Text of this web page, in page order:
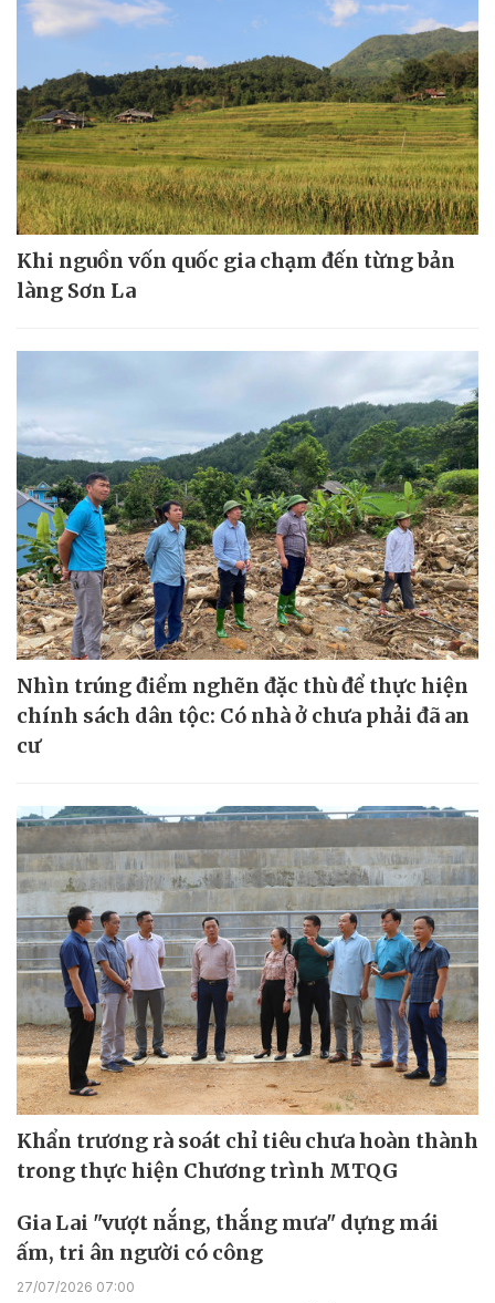
Khi nguồn vốn quốc gia chạm đến từng bản
làng Sơn La
Nhìn trúng điểm nghẽn đặc thù để thực hiện
chính sách dân tộc: Có nhà ở chưa phải đã an
cư
Khẩn trương rà soát chỉ tiêu chưa hoàn thành
trong thực hiện Chương trình MTQG
Gia Lai "vượt nắng, thắng mưa" dựng mái
ấm, tri ân người có công
27/07/2026 07:00